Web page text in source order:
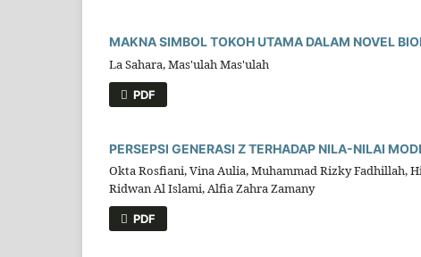
MAKNA SIMBOL TOKOH UTAMA DALAM NOVEL
La Sahara, Mas'ulah Mas'ulah
PDF
PERSEPSI GENERASI Z TERHADAP NILA-NILAI
Okta Rosfiani, Vina Aulia, Muhammad Rizky Fadhillah,
Ridwan Al Islami, Alfia Zahra Zamany
PDF